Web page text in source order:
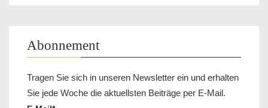
Abonnement
Tragen Sie sich in unseren Newsletter ein und erhalten
Sie jede Woche die aktuellsten Beiträge per E-Mail.